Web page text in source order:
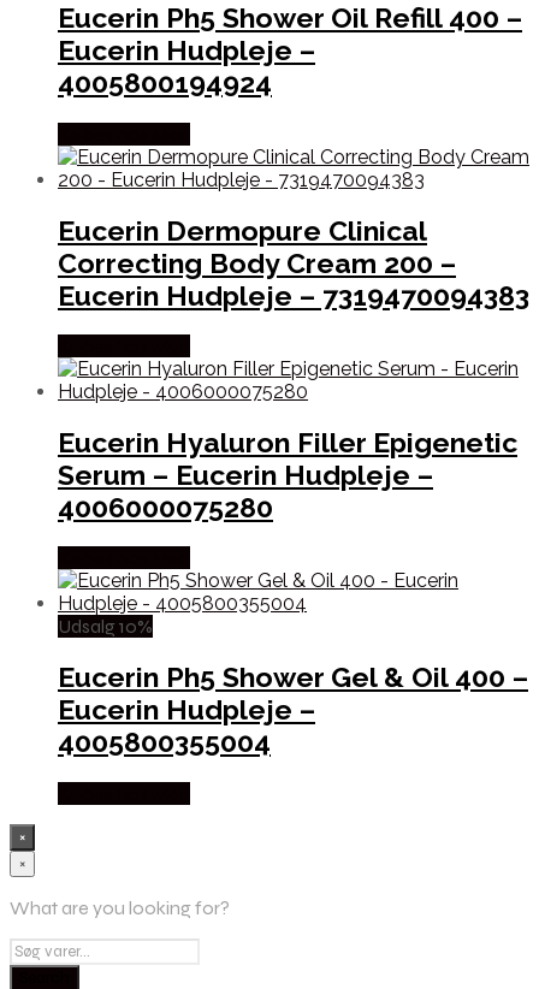
Eucerin Ph5 Shower Oil Refill 400 –
Eucerin Hudpleje –
4005800194924
Eucerin Dermopure Clinical
Correcting Body Cream 200 –
Eucerin Hudpleje – 7319470094383
Eucerin Hyaluron Filler Epigenetic
Serum – Eucerin Hudpleje –
4006000075280
Udsalg 10%
Eucerin Ph5 Shower Gel & Oil 400 –
Eucerin Hudpleje –
4005800355004
×
×
What are you looking for?